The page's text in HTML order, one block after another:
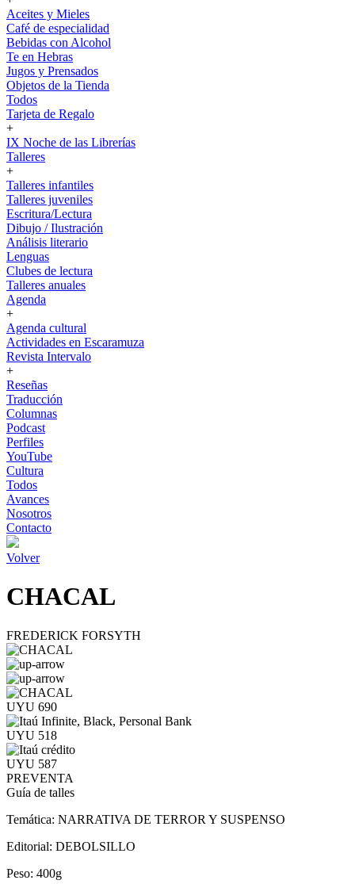
Aceites y Mieles
Café de especialidad
Bebidas con Alcohol
Te en Hebras
Jugos y Prensados
Objetos de la Tienda
Todos
Tarjeta de Regalo
+
IX Noche de las Librerías
Talleres
+
Talleres infantiles
Talleres juveniles
Escritura/Lectura
Dibujo / Ilustración
Análisis literario
Lenguas
Clubes de lectura
Talleres anuales
Agenda
+
Agenda cultural
Actividades en Escaramuza
Revista Intervalo
+
Reseñas
Traducción
Columnas
Podcast
Perfiles
YouTube
Cultura
Todos
Avances
Nosotros
Contacto
Volver
CHACAL
FREDERICK FORSYTH
UYU 690
UYU 518
UYU 587
PREVENTA
Guía de talles
Temática: NARRATIVA DE TERROR Y SUSPENSO
Editorial: DEBOLSILLO
Peso: 400g